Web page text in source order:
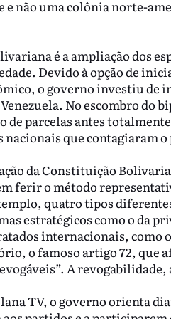
não uma colônia norte-
é a ampliação dos
Devido à opção de
o governo investiu de
No escombro do
parcelas antes
que contagiaram
da Constituição
ferir o método
quatro tipos
estratégicos como o da
internacionais, como
o famoso artigo 72, que
A
TV, o governo orienta